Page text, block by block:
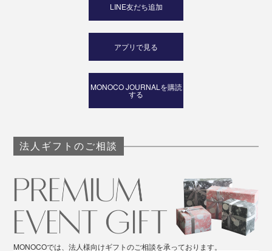
LINE友だち追加
アプリで見る
MONOCO JOURNALを購読
する
法人ギフトのご相談
MONOCOでは、法人様向けギフトのご相談を承っております。